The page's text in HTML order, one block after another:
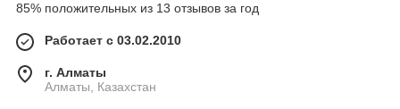
85% положительных из 13 отзывов за год
Работает с 03.02.2010
г. Алматы
Алматы, Казахстан